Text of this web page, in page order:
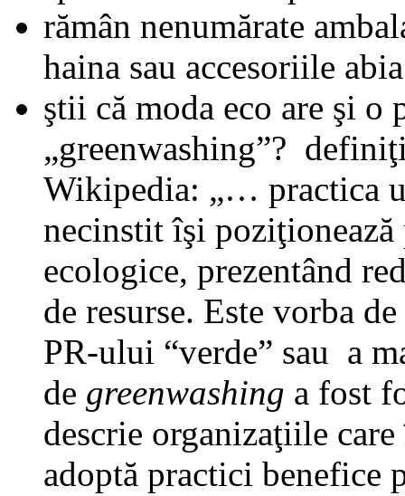
rămân nenumărate
haina sau accesoriile
ştii că moda eco are şi o
„greenwashing”?
Wikipedia: „… practica
necinstit îşi
ecologice, prezentând
de resurse. Este vorba
PR-ului “verde” sau a
de greenwashing a fost
descrie organizaţiile care
adoptă practici benefice